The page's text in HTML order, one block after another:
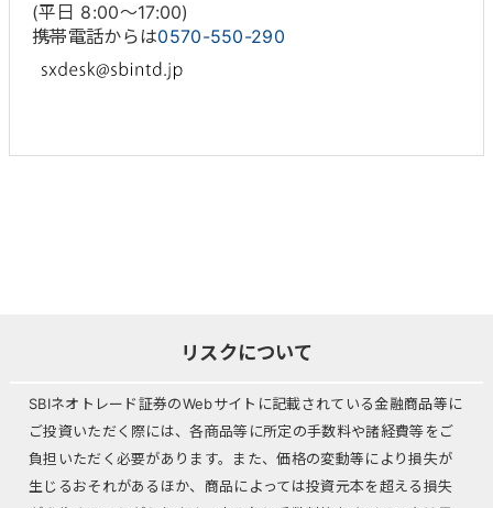
(平日 8:00〜17:00)
携帯電話からは0570-550-290
リスクについて
SBIネオトレード証券のWebサイトに記載されている金融商品等に
ご投資いただく際には、各商品等に所定の手数料や諸経費等をご
負担いただく必要があります。また、価格の変動等により損失が
生じるおそれがあるほか、商品によっては投資元本を超える損失